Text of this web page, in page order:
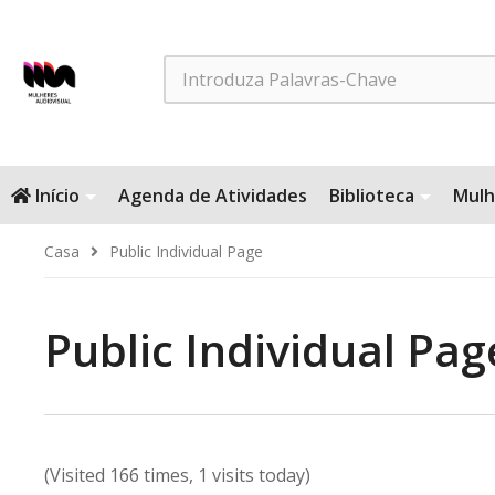
Search
Início Agenda de Atividades Biblioteca
Casa Public Individual Page
Public Individual
(Visited 166 times, 1 visits today)